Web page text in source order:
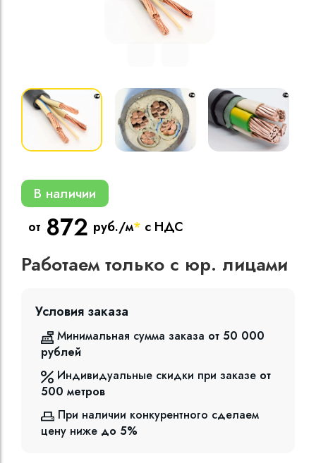
Кабели
изоляцией
В наличии
от 872 руб./м* с НДС
Работаем только с юр. лицами
Условия заказа
Минимальная сумма заказа от 50 000
рублей
Индивидуальные скидки при заказе от
500 метров
При наличии конкурентного сделаем
цену ниже до 5%